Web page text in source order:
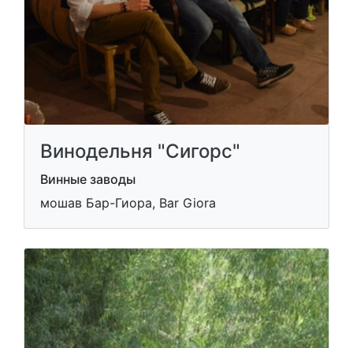
Винодельня "Сигорс"
Винные заводы
мошав Бар-Гиора, Bar Giora